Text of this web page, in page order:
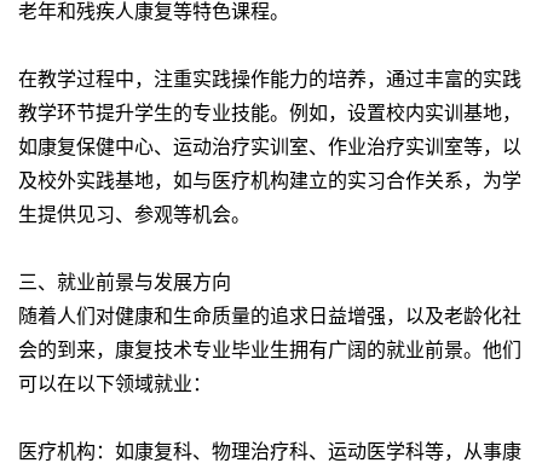
老年和残疾人康复等特色课程。
在教学过程中，注重实践操作能力的培养，通过丰富的实践
教学环节提升学生的专业技能。例如，设置校内实训基地，
如康复保健中心、运动治疗实训室、作业治疗实训室等，以
及校外实践基地，如与医疗机构建立的实习合作关系，为学
生提供见习、参观等机会。
三、就业前景与发展方向
随着人们对健康和生命质量的追求日益增强，以及老龄化社
会的到来，康复技术专业毕业生拥有广阔的就业前景。他们
可以在以下领域就业：
医疗机构：如康复科、物理治疗科、运动医学科等，从事康